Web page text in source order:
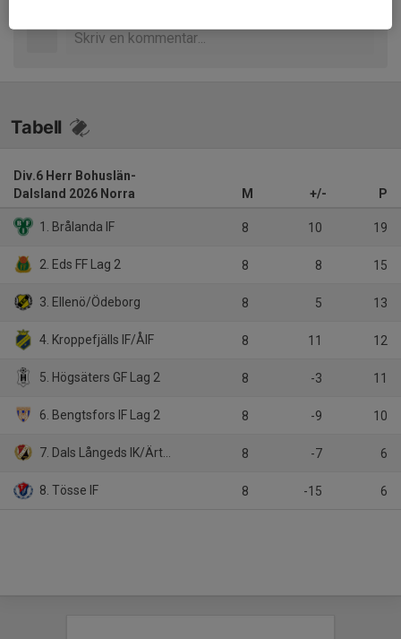
Tabell
Div.6 Herr Bohuslän-
Dalsland 2026 Norra
M +/- P
1. Brålanda IF 8 10 19
2. Eds FF Lag 2 8 8 15
3. Ellenö/Ödeborg 8 5 13
4. Kroppefjälls IF/ÅIF 8 11 12
5. Högsäters GF Lag 2 8 -3 11
6. Bengtsfors IF Lag 2 8 -9 10
7. Dals Långeds IK/Ärtemarks IF 8 -7 6
8. Tösse IF 8 -15 6